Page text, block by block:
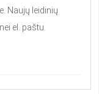
Naujų leidinių
el. paštu.